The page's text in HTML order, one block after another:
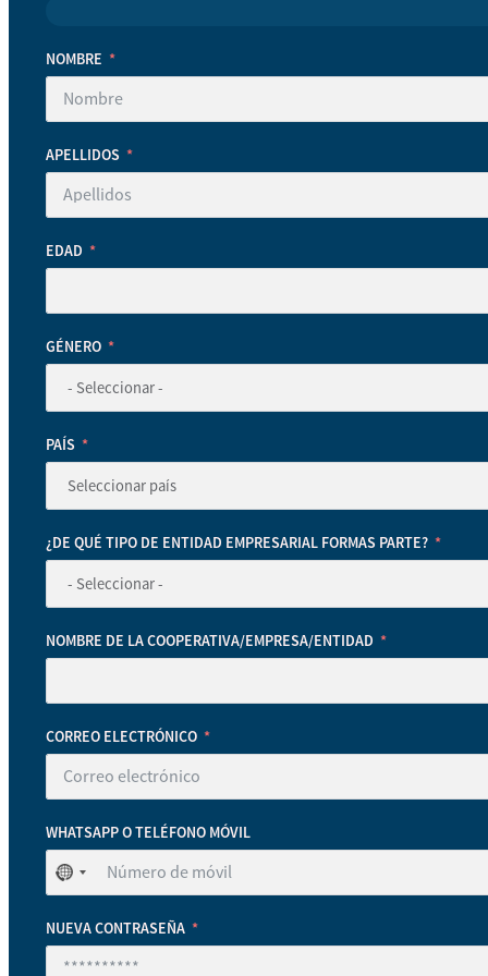
NOMBRE
APELLIDOS
EDAD
GÉNERO
PAÍS
¿DE QUÉ TIPO DE ENTIDAD EMPRESARIAL FORMAS PARTE?
NOMBRE DE LA COOPERATIVA/EMPRESA/ENTIDAD
CORREO ELECTRÓNICO
WHATSAPP O TELÉFONO MÓVIL
No
se
ha
seleccionado
ningún
NUEVA CONTRASEÑA